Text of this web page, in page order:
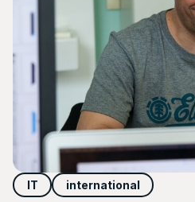
IT international